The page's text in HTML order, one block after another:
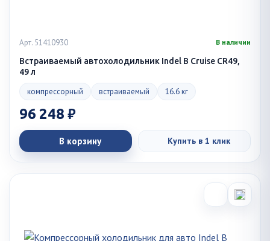
Арт. 51410930 В наличии
Встраиваемый автохолодильник Indel B Cruise CR49,
49 л
компрессорный встраиваемый 16.6 кг
96 248 ₽
В корзину Купить в 1 клик